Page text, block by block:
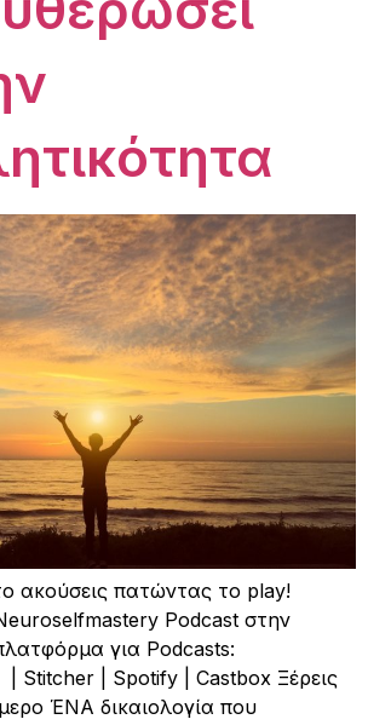
ακούσεις πατώντας το play!
Podcast στην
για Podcasts:
Stitcher | Spotify | Castbox Ξέρεις
ΈΝΑ δικαιολογία που